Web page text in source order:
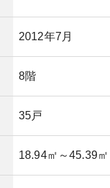
2012年7月
8階
35戸
18.94㎡ ～45.39㎡